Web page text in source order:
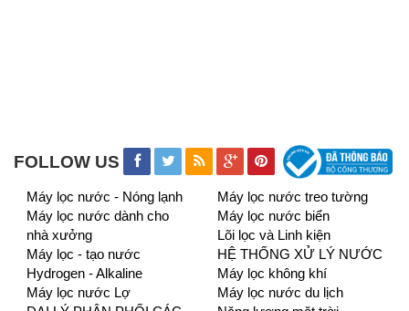
FOLLOW US
Máy lọc nước - Nóng lạnh
Máy lọc nước treo tường
Máy lọc nước dành cho
nhà xưởng
Máy lọc nước biển
Lõi lọc và Linh kiện
Máy lọc - tạo nước
Hydrogen - Alkaline
HỆ THỐNG XỬ LÝ NƯỚC
Máy lọc không khí
Máy lọc nước Lợ
Máy lọc nước du lịch